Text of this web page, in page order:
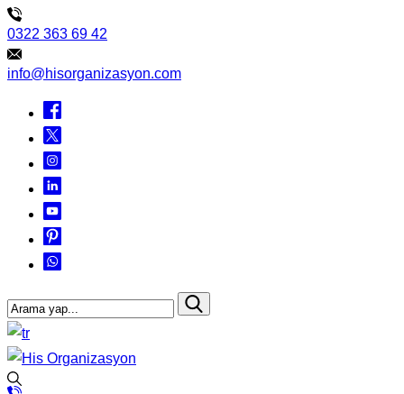
0322 363 69 42
info@hisorganizasyon.com